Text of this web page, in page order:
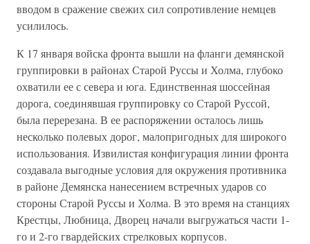
вводом в сражение свежих сил сопротивление немцев
усилилось.
К 17 января войска фронта вышли на фланги демянской
группировки в районах Старой Руссы и Холма, глубоко
охватили ее с севера и юга. Единственная шоссейная
дорога, соединявшая группировку со Старой Руссой,
была перерезана. В ее распоряжении осталось лишь
несколько полевых дорог, малопригодных для широкого
использования. Извилистая конфигурация линии фронта
создавала выгодные условия для окружения противника
в районе Демянска нанесением встречных ударов со
стороны Старой Руссы и Холма. В это время на станциях
Крестцы, Любница, Дворец начали выгружаться части 1-
го и 2-го гвардейских стрелковых корпусов.